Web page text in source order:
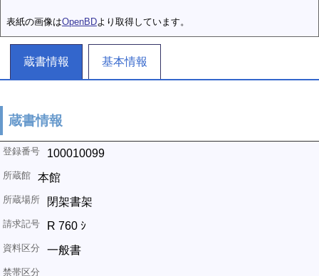
表紙の画像はOpenBDより取得しています。
蔵書情報 基本情報
蔵書情報
100010099
本館
閉架書架
R 760 ｼ
一般書